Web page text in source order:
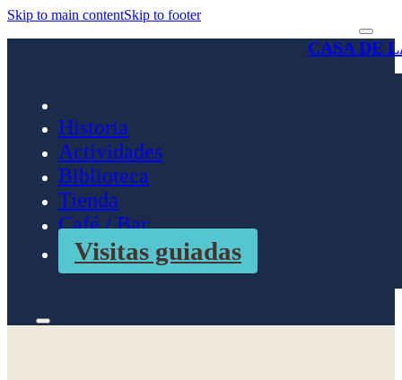
Skip to main contentSkip to footer
CASA DE
Historia
Actividades
Biblioteca
Tienda
Café / Bar
Visitas guiadas